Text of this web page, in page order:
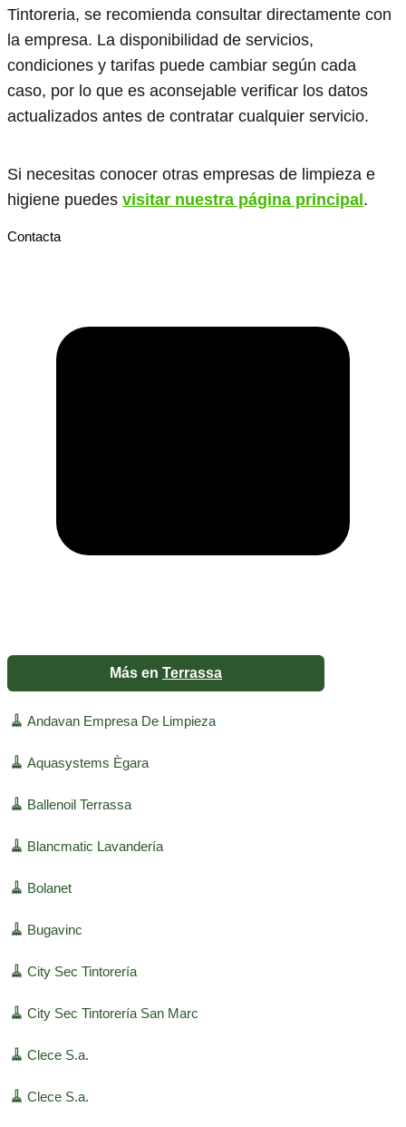
Tintoreria, se recomienda consultar directamente con
la empresa. La disponibilidad de servicios,
condiciones y tarifas puede cambiar según cada
caso, por lo que es aconsejable verificar los datos
actualizados antes de contratar cualquier servicio.
Si necesitas conocer otras empresas de limpieza e
higiene puedes visitar nuestra página principal .
Contacta
Más en Terrassa
🧹 Andavan Empresa De Limpieza
🧹 Aquasystems Ègara
🧹 Ballenoil Terrassa
🧹 Blancmatic Lavandería
🧹 Bolanet
🧹 Bugavinc
🧹 City Sec Tintorería
🧹 City Sec Tintorería San Marc
🧹 Clece S.a.
🧹 Clece S.a.